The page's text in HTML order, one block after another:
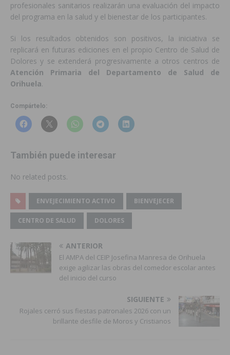
profesionales sanitarios realizarán una evaluación del impacto
del programa en la salud y el bienestar de los participantes.
Si los resultados obtenidos son positivos, la iniciativa se
replicará en futuras ediciones en el propio Centro de Salud de
Dolores y se extenderá progresivamente a otros centros de
Atención Primaria del Departamento de Salud de
Orihuela.
Compártelo:
También puede interesar
No related posts.
ENVEJECIMIENTO ACTIVO BIENVEJECER
CENTRO DE SALUD DOLORES
ANTERIOR
El AMPA del CEIP Josefina Manresa de Orihuela
exige agilizar las obras del comedor escolar antes
del inicio del curso
SIGUIENTE
Rojales cerró sus fiestas patronales 2026 con un
brillante desfile de Moros y Cristianos